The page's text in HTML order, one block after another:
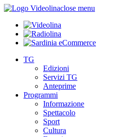
close menu
TG
Edizioni
Servizi TG
Anteprime
Programmi
Informazione
Spettacolo
Sport
Cultura